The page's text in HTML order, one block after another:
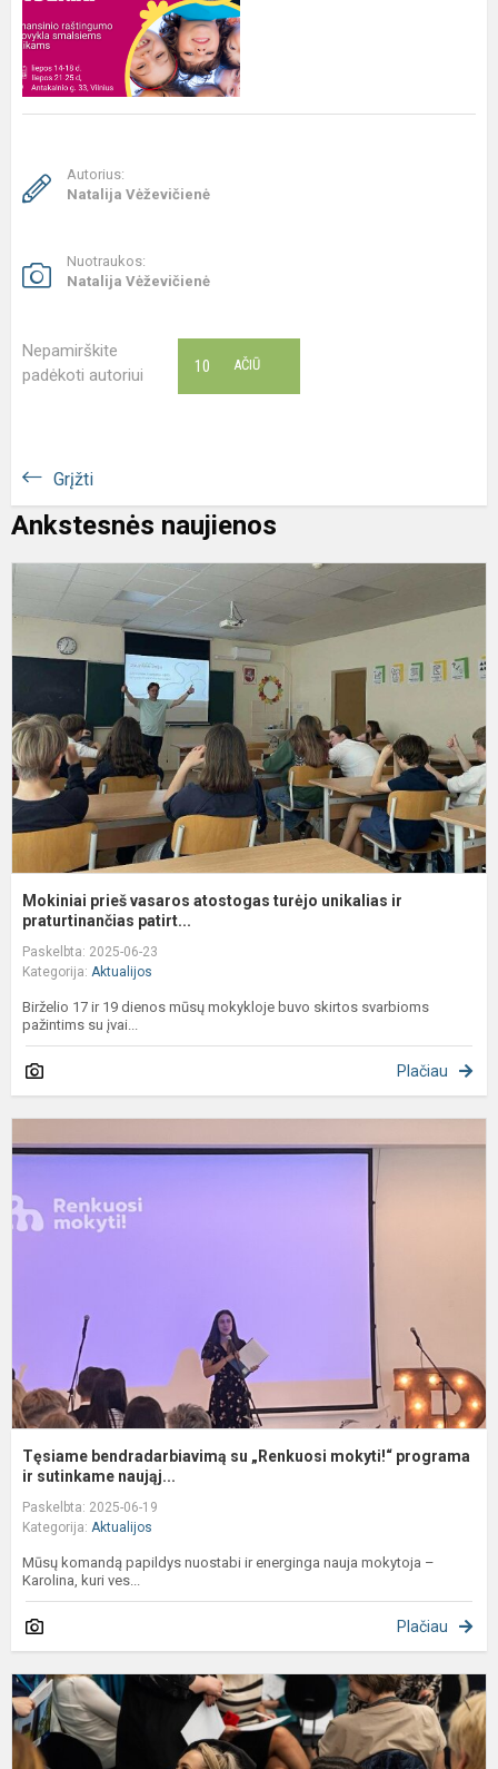
Autorius:
Natalija Vėževičienė
Nuotraukos:
Natalija Vėževičienė
Nepamirškite
padėkoti autoriui
AČIŪ
10
Grįžti
Ankstesnės naujienos
Mokiniai prieš vasaros atostogas turėjo unikalias ir
praturtinančias patirt...
Paskelbta: 2025-06-23
Kategorija: Aktualijos
Birželio 17 ir 19 dienos mūsų mokykloje buvo skirtos svarbioms
pažintims su įvai...
Plačiau
Tęsiame bendradarbiavimą su „Renkuosi mokyti!“ programa
ir sutinkame naująj...
Paskelbta: 2025-06-19
Kategorija: Aktualijos
Mūsų komandą papildys nuostabi ir energinga nauja mokytoja –
Karolina, kuri ves...
Plačiau